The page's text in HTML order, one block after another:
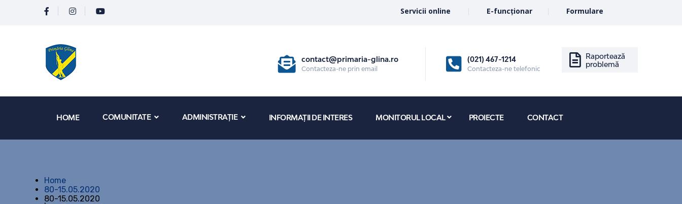
Servicii online E-funcționar Formulare
contact@primaria-glina.ro
Contacteza-ne prin email
(021) 467-1214
Contacteza-ne telefonic
Raportează
problemă
HOME COMUNITATE ADMINISTRAȚIE INFORMAȚII DE INTERES MONITORUL LOCAL PROIECTE CONTACT
Home
80-15.05.2020
80-15.05.2020